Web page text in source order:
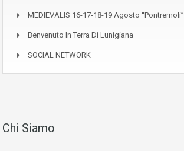
MEDIEVALIS 16-17-18-19 Agosto “Pontremoli”
Benvenuto In Terra Di Lunigiana
SOCIAL NETWORK
Chi Siamo